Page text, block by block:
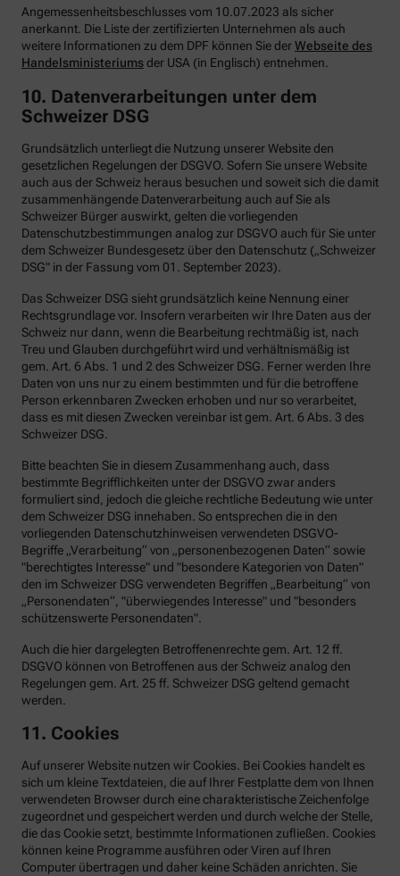
Angemessenheitsbeschlusses vom 10.07.2023 als sicher
anerkannt. Die Liste der zertifizierten Unternehmen als auch
weitere Informationen zu dem DPF können Sie derWebseite des
Handelsministeriumsder USA (in Englisch) entnehmen.
10. Datenverarbeitungen unter dem
Schweizer DSG
Grundsätzlich unterliegt die Nutzung unserer Website den
gesetzlichen Regelungen der DSGVO. Sofern Sie unsere Website
auch aus der Schweiz heraus besuchen und soweit sich die damit
zusammenhängende Datenverarbeitung auch auf Sie als
Schweizer Bürger auswirkt, gelten die vorliegenden
Datenschutzbestimmungen analog zur DSGVO auch für Sie unter
dem Schweizer Bundesgesetz über den Datenschutz („Schweizer
DSG" in der Fassung vom 01. September 2023).
Das Schweizer DSG sieht grundsätzlich keine Nennung einer
Rechtsgrundlage vor. Insofern verarbeiten wir Ihre Daten aus der
Schweiz nur dann, wenn die Bearbeitung rechtmäßig ist, nach
Treu und Glauben durchgeführt wird und verhältnismäßig ist
gem. Art. 6 Abs. 1 und 2 des Schweizer DSG. Ferner werden Ihre
Daten von uns nur zu einem bestimmten und für die betroffene
Person erkennbaren Zwecken erhoben und nur so verarbeitet,
dass es mit diesen Zwecken vereinbar ist gem. Art. 6 Abs. 3 des
Schweizer DSG.
Bitte beachten Sie in diesem Zusammenhang auch, dass
bestimmte Begrifflichkeiten unter der DSGVO zwar anders
formuliert sind, jedoch die gleiche rechtliche Bedeutung wie unter
dem Schweizer DSG innehaben. So entsprechen die in den
vorliegenden Datenschutzhinweisen verwendeten DSGVO-
Begriffe „Verarbeitung“ von „personenbezogenen Daten“ sowie
"berechtigtes Interesse" und "besondere Kategorien von Daten"
den im Schweizer DSG verwendeten Begriffen „Bearbeitung“ von
„Personendaten“, "überwiegendes Interesse" und "besonders
schützenswerte Personendaten".
Auch die hier dargelegten Betroffenenrechte gem. Art. 12 ff.
DSGVO können von Betroffenen aus der Schweiz analog den
Regelungen gem. Art. 25 ff. Schweizer DSG geltend gemacht
werden.
11. Cookies
Auf unserer Website nutzen wir Cookies. Bei Cookies handelt es
sich um kleine Textdateien, die auf Ihrer Festplatte dem von Ihnen
verwendeten Browser durch eine charakteristische Zeichenfolge
zugeordnet und gespeichert werden und durch welche der Stelle,
die das Cookie setzt, bestimmte Informationen zufließen. Cookies
können keine Programme ausführen oder Viren auf Ihren
Computer übertragen und daher keine Schäden anrichten. Sie